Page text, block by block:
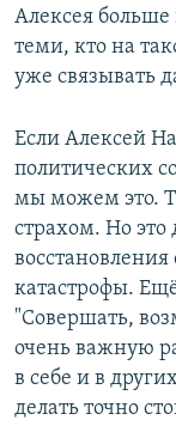
Алексея больше
теми, кто на
уже связывать
Если Алексей
политических
мы можем это.
страхом. Но это
катастрофы.
"Совершать,
очень важную
в себе и в
делать точно